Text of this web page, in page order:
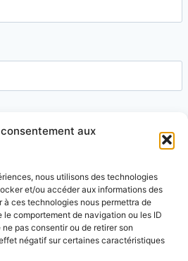
aux
nous utilisons des technologies
et/ou accéder aux informations des
ces technologies nous permettra de
comportement de navigation ou les ID
pas consentir ou de retirer son
négatif sur certaines caractéristiques
pour réduire les indésirables.
dont les données de vos